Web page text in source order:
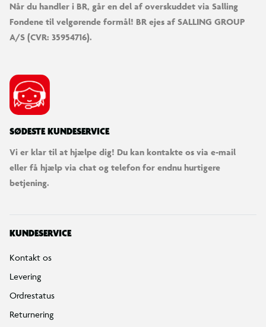
Når du handler i BR, går en del af overskuddet via Salling
Fondene til velgørende formål! BR ejes af SALLING GROUP
A/S (CVR: 35954716).
SØDESTE KUNDESERVICE
Vi er klar til at hjælpe dig! Du kan kontakte os via e-mail
eller få hjælp via chat og telefon for endnu hurtigere
betjening.
KUNDESERVICE
Kontakt os
Levering
Ordrestatus
Returnering